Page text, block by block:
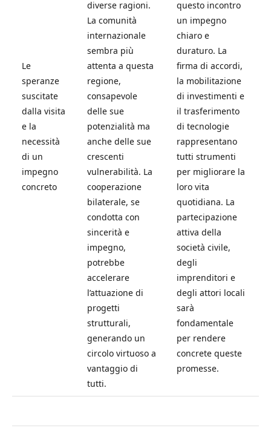
Le
speranze
suscitate
dalla visita
e la
necessità
di un
impegno
concreto
diverse ragioni.
La comunità
internazionale
sembra più
attenta a questa
regione,
consapevole
delle sue
potenzialità ma
anche delle sue
crescenti
vulnerabilità. La
cooperazione
bilaterale, se
condotta con
sincerità e
impegno,
potrebbe
accelerare
l’attuazione di
progetti
strutturali,
generando un
circolo virtuoso a
vantaggio di
tutti.
questo incontro
un impegno
chiaro e
duraturo. La
firma di accordi,
la mobilitazione
di investimenti e
il trasferimento
di tecnologie
rappresentano
tutti strumenti
per migliorare la
loro vita
quotidiana. La
partecipazione
attiva della
società civile,
degli
imprenditori e
degli attori locali
sarà
fondamentale
per rendere
concrete queste
promesse.